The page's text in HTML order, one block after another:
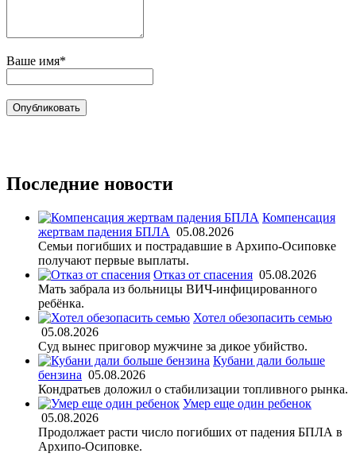
Ваше имя*
Последние новости
Компенсация
жертвам падения БПЛА 05.08.2026
Семьи погибших и пострадавшие в Архипо-Осиповке
получают первые выплаты.
Отказ от спасения 05.08.2026
Мать забрала из больницы ВИЧ-инфицированного
ребёнка.
Хотел обезопасить семью
05.08.2026
Суд вынес приговор мужчине за дикое убийство.
Кубани дали больше
бензина 05.08.2026
Кондратьев доложил о стабилизации топливного рынка.
Умер еще один ребенок
05.08.2026
Продолжает расти число погибших от падения БПЛА в
Архипо-Осиповке.